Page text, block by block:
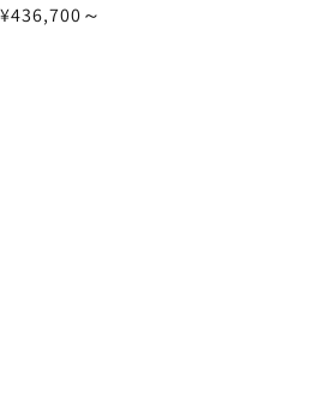
¥436,700～